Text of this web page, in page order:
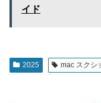
イド
2025 mac スクシ